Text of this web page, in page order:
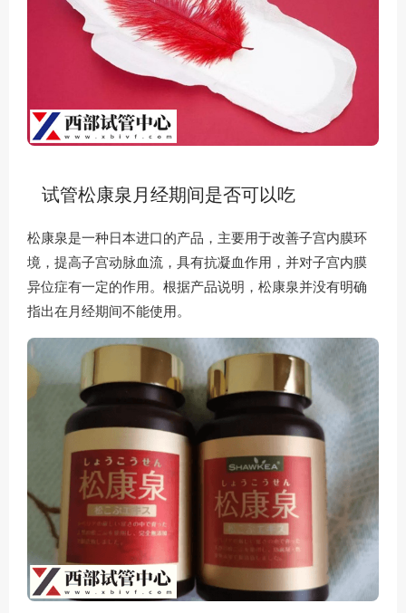
试管松康泉月经期间是否可以吃
松康泉是一种日本进口的产品，主要用于改善子宫内膜环
境，提高子宫动脉血流，具有抗凝血作用，并对子宫内膜
异位症有一定的作用。根据产品说明，松康泉并没有明确
指出在月经期间不能使用。